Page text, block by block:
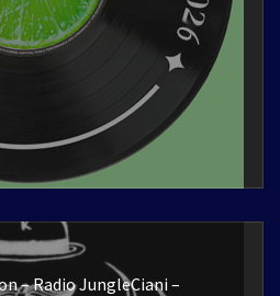
– Radio JungleCiani –